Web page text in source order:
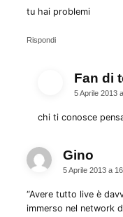
tu hai problemi
Rispondi
Fan di
5 Aprile 2013
chi ti conosce
Gino
5 Aprile 2013 a
“Avere tutto live è
immerso nel network